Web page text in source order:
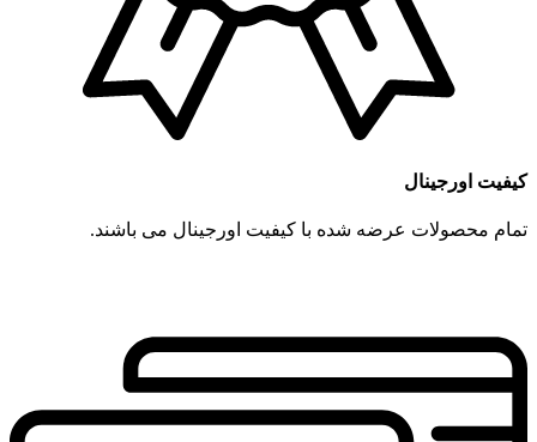
کیفیت اورجینال
تمام محصولات عرضه شده با کیفیت اورجینال می باشند.